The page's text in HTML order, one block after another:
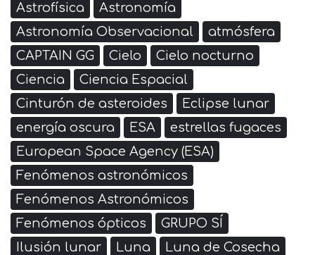
Astrofísica
Astronomía
Astronomía Observacional
atmósfera
CAPTAIN GG
Cielo
Cielo nocturno
Ciencia
Ciencia Espacial
Cinturón de asteroides
Eclipse lunar
energía oscura
ESA
estrellas fugaces
European Space Agency (ESA)
Fenómenos astronómicos
Fenómenos Astronómicos
Fenómenos ópticos
GRUPO SÍ
Ilusión lunar
Luna
Luna de Cosecha